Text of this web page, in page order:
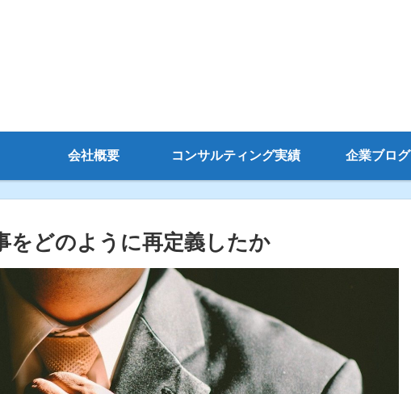
会社概要 コンサルティング実績 企業ブログ
をどのように再定義したか